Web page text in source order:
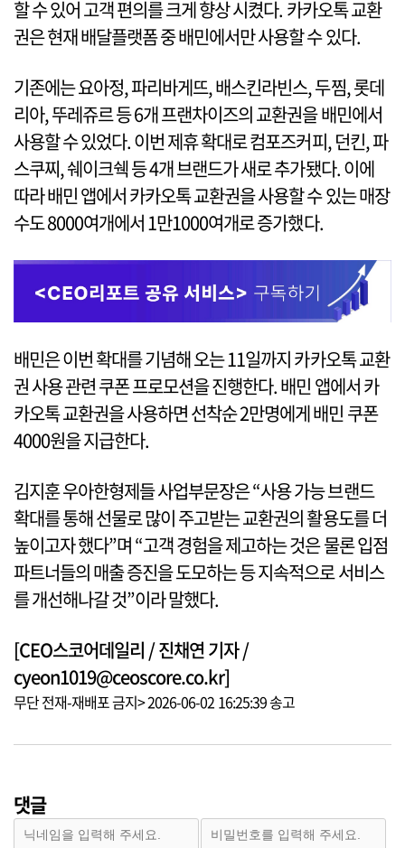
할 수 있어 고객 편의를 크게 향상 시켰다. 카카오톡 교환
권은 현재 배달플랫폼 중 배민에서만 사용할 수 있다.
기존에는 요아정, 파리바게뜨, 배스킨라빈스, 두찜, 롯데
리아, 뚜레쥬르 등 6개 프랜차이즈의 교환권을 배민에서
사용할 수 있었다. 이번 제휴 확대로 컴포즈커피, 던킨, 파
스쿠찌, 쉐이크쉑 등 4개 브랜드가 새로 추가됐다. 이에
따라 배민 앱에서 카카오톡 교환권을 사용할 수 있는 매장
수도 8000여개에서 1만1000여개로 증가했다.
배민은 이번 확대를 기념해 오는 11일까지 카카오톡 교환
권 사용 관련 쿠폰 프로모션을 진행한다. 배민 앱에서 카
카오톡 교환권을 사용하면 선착순 2만명에게 배민 쿠폰
4000원을 지급한다.
김지훈 우아한형제들 사업부문장은 “사용 가능 브랜드
확대를 통해 선물로 많이 주고받는 교환권의 활용도를 더
높이고자 했다”며 “고객 경험을 제고하는 것은 물론 입점
파트너들의 매출 증진을 도모하는 등 지속적으로 서비스
를 개선해나갈 것”이라 말했다.
[CEO스코어데일리 / 진채연 기자 /
cyeon1019@ceoscore.co.kr]
무단 전재-재배포 금지> 2026-06-02 16:25:39 송고
댓글